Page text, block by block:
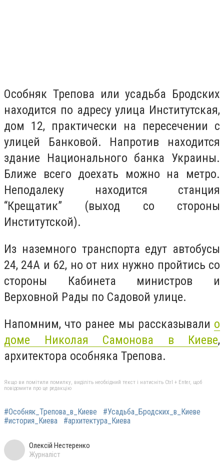
Особняк Трепова или усадьба Бродских
находится по адресу улица Институтская,
дом 12, практически на пересечении с
улицей Банковой. Напротив находится
здание Национального банка Украины.
Ближе всего доехать можно на метро.
Неподалеку находится станция
“Крещатик” (выход со стороны
Институтской).
Из наземного транспорта едут автобусы
24, 24А и 62, но от них нужно пройтись со
стороны Кабинета министров и
Верховной Рады по Садовой улице.
Напомним, что ранее мы рассказывали о
доме Николая Самонова в Киеве,
архитектора особняка Трепова.
Якщо ви помітили помилку, виділіть необхідний текст і натисніть Ctrl + Enter, щоб
повідомити про це редакцію
#Особняк_Трепова_в_Киеве
#Усадьба_Бродских_в_Киеве
#история_Киева
#архитектура_Киева
Олексій Нестеренко
Журналіст